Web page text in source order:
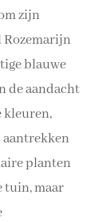
zijn
Rozemarijn
blauwe
de aandacht
kleuren,
planten
tuin, maar